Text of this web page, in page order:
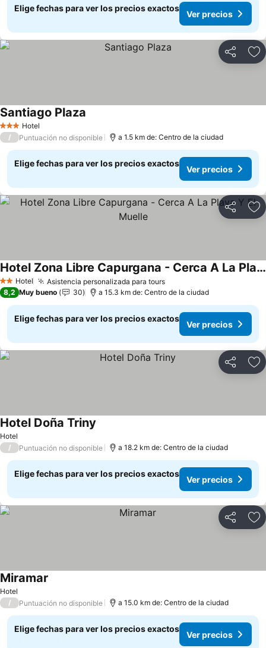
Elige fechas para ver los precios exactos
Ver precios
Compartir
3 Estrellas
Hotel
Santiago Plaza
/ Puntuación no disponible a 1.5 km de: Centro de la ciudad
Elige fechas para ver los precios exactos
Ver precios
Compartir
2 Estrellas
Hotel Asistencia personalizada para toursVer precios
Hotel Zona Libre Capurgana - Cerca A La Playa Y El Muelle
Ver precios
8,2 Muy bueno 30 a 15.3 km de: Centro de la ciudad
Elige fechas para ver los precios exactos
Ver precios
Compartir
Hotel
Hotel Doña Triny
/ Puntuación no disponible a 18.2 km de: Centro de la ciudad
Elige fechas para ver los precios exactos
Ver precios
Compartir
Hotel
Miramar
/ Puntuación no disponible a 15.0 km de: Centro de la ciudad
Elige fechas para ver los precios exactos
Ver precios